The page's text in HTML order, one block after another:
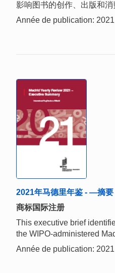
影响图书的创作、出版和消
Année de publication: 2021
2021年马德里年鉴 - —摘要
商标国际注册
This executive brief
the WIPO-administered
Année de publication: 2021